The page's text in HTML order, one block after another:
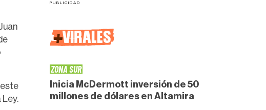
este
+VIRALES
ZONA SUR
Inicia McDermott inversión de 50
millones de dólares en Altamira